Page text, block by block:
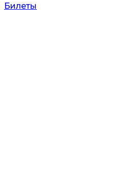
Билеты